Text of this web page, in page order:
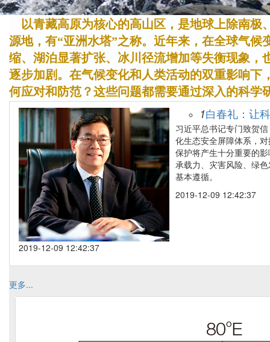
以青藏高原为核心的高山区，是地球上除南极
源地，有“亚洲水塔”之称。近年来，在全球气
缩、湖泊显著扩张、冰川径流增加等失衡现象
逐步加剧。在气候变化和人类活动的双重影响下
何应对和防范？这些问题都需要通过深入的科学
1白春礼：让
习近平总书记专门致贺
化生态安全屏障体系，
保护将产生十分重要的
承载力、灾害风险、绿
基本遵循。
2019-12-09 12:42:37
2019-12-09 12:42:37
更多...